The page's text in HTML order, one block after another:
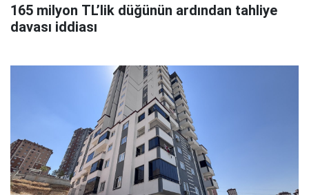
165 milyon TL’lik düğünün ardından tahliye
davası iddiası